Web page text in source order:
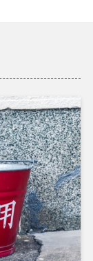
る不動産
件検索がで
らの希望に
りたい物件
りました。
に進めや